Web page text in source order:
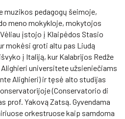
muzikos pedagogų šeimoje,
meno mokykloje, mokytojos
įstojo į Klaipėdos Stasio
mokėsi groti altu pas Liudą
į Italiją, kur Kalabrijos Redže
universitete užsieniečiams
Alighieri) ir tęsė alto studijas
(Conservatorio di
prof. Yakovą Zatsą. Gyvendama
orkestruose kaip samdoma